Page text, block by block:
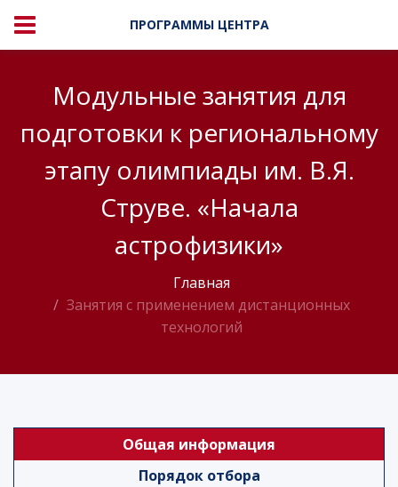
ПРОГРАММЫ ЦЕНТРА
Модульные занятия для
подготовки к региональному
этапу олимпиады им. В.Я.
Струве. «Начала
астрофизики»
Главная
Занятия с применением дистанционных
технологий
Общая информация
Порядок отбора